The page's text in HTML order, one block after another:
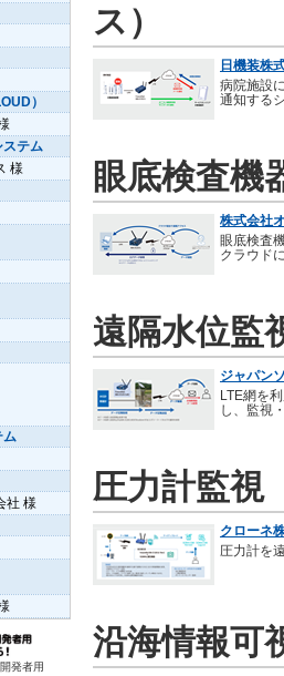
ス）
日機装株
病院施設
通知する
眼底検査機
株式会社
眼底検査
クラウド
遠隔水位監
ジャパン
LTE網を
し、監視
圧力計監視
クローネ
圧力計を
沿海情報可
）
ステム
様
ム
社 様
発者用